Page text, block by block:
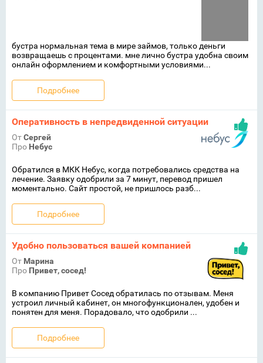
бустра нормальная тема в мире займов, только деньги
возвращаешь с процентами. мне лично бустра удобна своим
онлайн оформлением и комфортными условиями...
Подробнее
Оперативность в непредвиденной ситуации
ОтСергей
Про Небус
Обратился в МКК Небус, когда потребовались средства на
лечение. Заявку одобрили за 7 минут, перевод пришел
моментально. Сайт простой, не пришлось разб...
Подробнее
Удобно пользоваться вашей компанией
От Марина
Про Привет, сосед!
В компанию Привет Сосед обратилась по отзывам. Меня
устроил личный кабинет, он многофункционален, удобен и
понятен для меня. Порадовало, что одобрили ...
Подробнее